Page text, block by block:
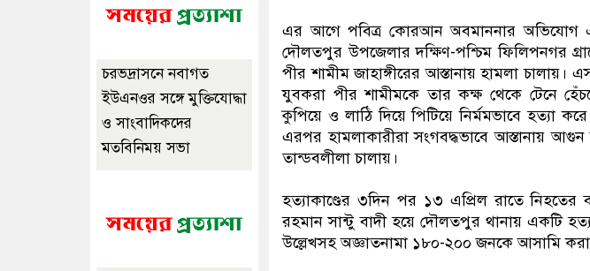
এর আগে পবিত্র কোরআন অবমাননার অভিযোগ
দৌলতপুর উপজেলার দক্ষিণ-পশ্চিম ফিলিপনগর
পীর শামীম জাহাঙ্গীরের আস্তানায় হামলা চালায়।
যুবকরা পীর শামীমকে তার কক্ষ থেকে টেনে
কুপিয়ে ও লাঠি দিয়ে পিটিয়ে নির্মমভাবে হত্যা
এরপর হামলাকারীরা সংগবদ্ধভাবে আস্তানায়
তান্ডবলীলা চালায়।
হত্যাকাণ্ডের ৩দিন পর ১৩ এপ্রিল রাতে
রহমান সান্টু বাদী হয়ে দৌলতপুর থানায় একটি
উল্লেখসহ অজ্ঞাতনামা ১৮০-২০০ জনকে আসামি
চরভদ্রাসনে নবাগত
ইউএনওর সঙ্গে মুক্তিযোদ্ধা
ও সাংবাদিকদের
মতবিনিময় সভা